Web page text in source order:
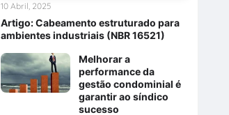
Artigo: Cabeamento estruturado para
ambientes industriais (NBR 16521)
10 Abril, 2025
Melhorar a
performance da
gestão condominial é
garantir ao síndico
sucesso